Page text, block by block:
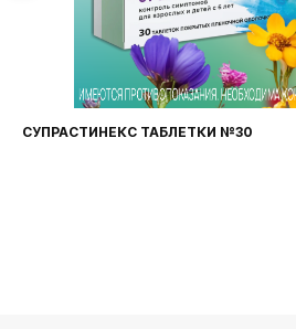
ФАРИНГОСЕПТ ТАБЛЕТКИ №20